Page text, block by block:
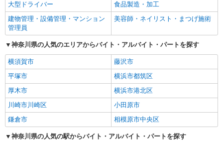
大型ドライバー
食品製造・加工
建物管理・設備管理・マンション
管理員
美容師・ネイリスト・まつげ施術
神奈川県の人気のエリアからバイト・アルバイト・パートを探す
横須賀市
藤沢市
平塚市
横浜市都筑区
厚木市
横浜市港北区
川崎市川崎区
小田原市
鎌倉市
相模原市中央区
神奈川県の人気の駅からバイト・アルバイト・パートを探す